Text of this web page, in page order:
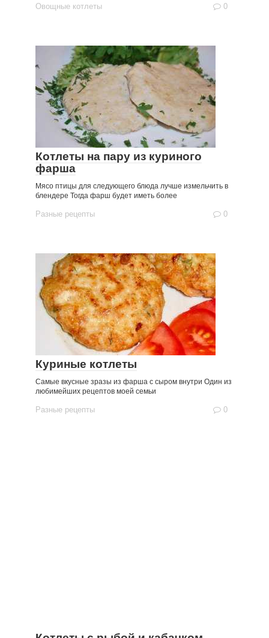
Овощные котлеты 0
Котлеты на пару из куриного
фарша
Мясо птицы для следующего блюда лучше измельчить в
блендере Тогда фарш будет иметь более
Разные рецепты 0
Куриные котлеты
Самые вкусные зразы из фарша с сыром внутри Один из
любимейших рецептов моей семьи
Разные рецепты 0